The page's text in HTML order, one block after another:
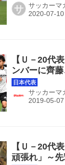
サ サッカーマ
【Ｕ－20代
ンバーに齊
選出！～久保
選外サッカーマ
【Ｕ－20代
頑張れ」～